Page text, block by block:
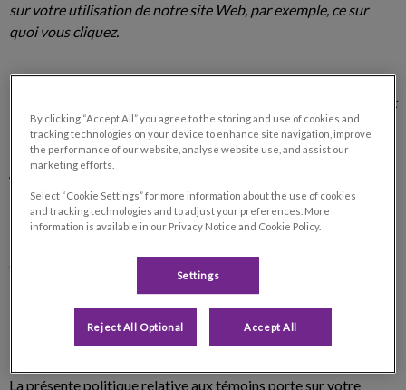
sur votre utilisation de notre site Web, par exemple, ce sur
quoi vous cliquez.
Témoins de marketing : Ces témoins nous indiquent si vous
avez vu nos annonces sur les médias sociaux, comme Facebook
ou Twitter.
À propos de nous
Le présent site Web est exploité par VetStrategy (ci-après
entreprise enregistrée est VetStrategy, 7000 Pine Valley Drive,
Bureau 201, Woodbridge (Ontario) L4L 4Y8.
Notre site Web
La présente politique relative aux témoins porte sur votre
By clicking “Accept All” you agree to the storing and use of cookies and
tracking technologies on your device to enhance site navigation, improve
the performance of our website, analyse website use, and assist our
marketing efforts.
Select “Cookie Settings” for more information about the use of cookies
and tracking technologies and to adjust your preferences. More
information is available in our Privacy Notice and Cookie Policy.
Settings
Reject All Optional Accept All